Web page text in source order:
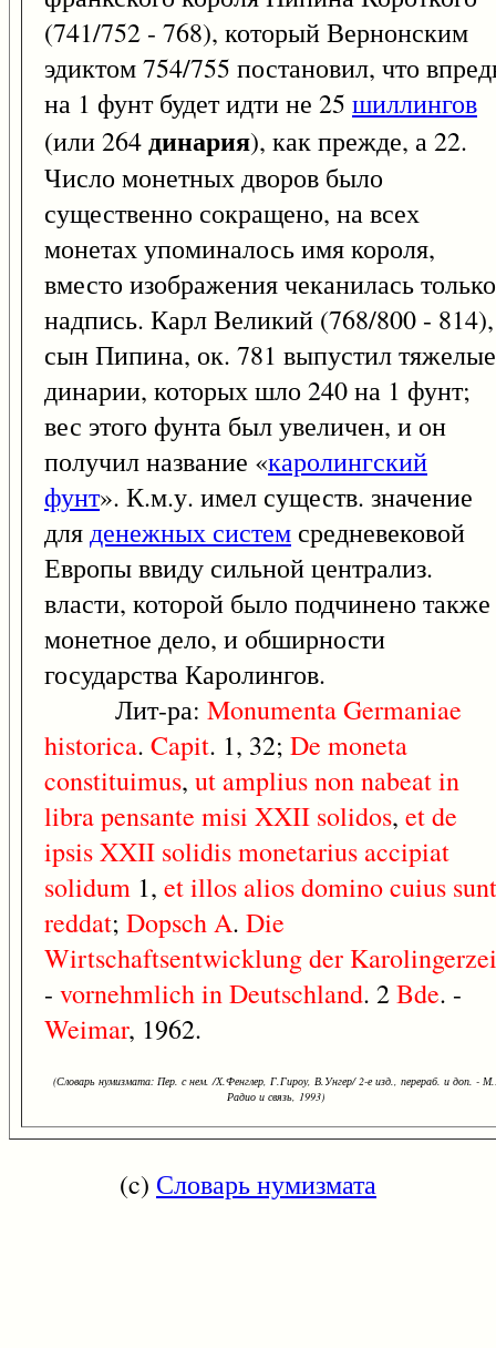
(741/752 - 768), который Вернонским
эдиктом 754/755 постановил, что
на 1 фунт будет идти не 25 шиллингов
(или 264динария), как прежде, а 22.
Число монетных дворов было
существенно сокращено, на всех
монетах упоминалось имя короля,
вместо изображения чеканилась только
надпись. Карл Великий (768/800 - 814),
сын Пипина, ок. 781 выпустил тяжелые
динарии, которых шло 240 на 1 фунт;
вес этого фунта был увеличен, и он
получил название «каролингский
фунт». К.м.у. имел существ. значение
дляденежных систем средневековой
Европы ввиду сильной централиз.
власти, которой было подчинено также
монетное дело, и обширности
государства Каролингов.
Лит-ра: MonumentaGermaniae
historica. Capit. 1, 32; De moneta
constituimus, ut ampliusnonnabeatin
librapensante misi XXII solidos, etde
ipsisXXII solidismonetarius accipiat
solidum 1, etillos aliosdominocuius sunt
reddat; DopschA. Die
Wirtschaftsentwicklungder
- vornehmlichinDeutschland. 2Bde. -
Weimar, 1962.
(Словарь нумизмата: Пер. с нем. /Х.Фенглер, Г.Гироу, В.Унгер/ 2-е изд., перераб. и доп. -
Радио и связь, 1993)
(c) Словарь нумизмата